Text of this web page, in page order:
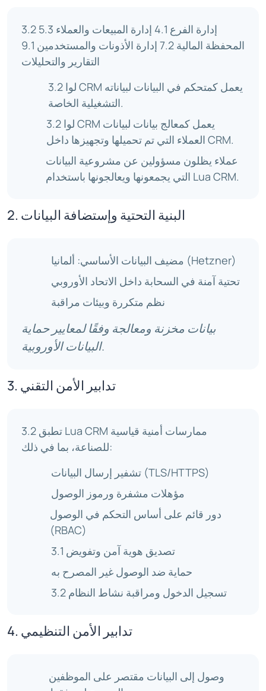
3.2 إدارة الفرع 4.1 إدارة المبيعات والعملاء 5.3
المحفظة المالية 7.2 إدارة الأذونات والمستخدمين 9.1
التقارير والتحليلات
3.2 لوا CRM يعمل كمتحكم في البيانات لبياناته
التشغيلية الخاصة.
3.2 لوا CRM يعمل كمعالج بيانات لبيانات
العملاء التي تم تحميلها وتجهيزها داخل CRM.
عملاء يظلون مسؤولين عن مشروعية البيانات
التي يجمعونها ويعالجونها باستخدام Lua CRM.
2. البنية التحتية وإستضافة البيانات
مضيف البيانات الأساسي: ألمانيا (Hetzner)
تحتية آمنة في السحابة داخل الاتحاد الأوروبي
نظم متكررة وبيئات مراقبة
بيانات مخزنة ومعالجة وفقًا لمعايير حماية
البيانات الأوروبية.
3. تدابير الأمن التقني
3.2 تطبق Lua CRM ممارسات أمنية قياسية
للصناعة، بما في ذلك:
تشفير إرسال البيانات (TLS/HTTPS)
مؤهلات مشفرة ورموز الوصول
دور قائم على أساس التحكم في الوصول
(RBAC)
3.1 تصديق هوية آمن وتفويض
حماية ضد الوصول غير المصرح به
3.2 تسجيل الدخول ومراقبة نشاط النظام
4. تدابير الأمن التنظيمي
وصول إلى البيانات مقتصر على الموظفين